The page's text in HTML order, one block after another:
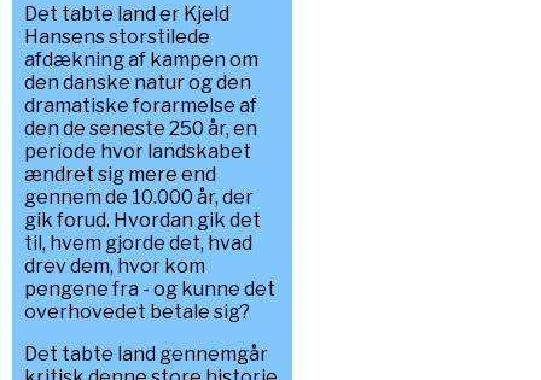
Det tabte land er Kjeld
Hansens storstilede
afdækning af kampen om
den danske natur og den
dramatiske forarmelse af
den de seneste 250 år, en
periode hvor landskabet
ændret sig mere end
gennem de 10.000 år, der
gik forud. Hvordan gik det
til, hvem gjorde det, hvad
drev dem, hvor kom
pengene fra - og kunne det
overhovedet betale sig?
Det tabte land gennemgår